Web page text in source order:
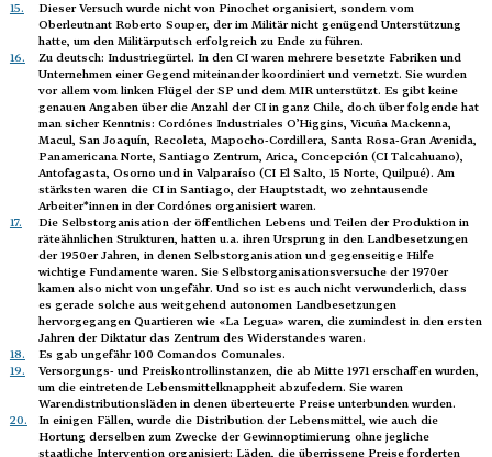
15.
Dieser Versuch wurde nicht von Pinochet organisiert, sondern vom
Oberleutnant Roberto Souper, der im Militär nicht genügend Unterstützung
hatte, um den Militärputsch erfolgreich zu Ende zu führen.
16.
Zu deutsch: Industriegürtel. In den CI waren mehrere besetzte Fabriken und
Unternehmen einer Gegend miteinander koordiniert und vernetzt. Sie wurden
vor allem vom linken Flügel der SP und dem MIR unterstützt. Es gibt keine
genauen Angaben über die Anzahl der CI in ganz Chile, doch über folgende hat
man sicher Kenntnis: Cordónes Industriales O’Higgins, Vicuña Mackenna,
Macul, San Joaquín, Recoleta, Mapocho-Cordillera, Santa Rosa-Gran Avenida,
Panamericana Norte, Santiago Zentrum, Arica, Concepción (CI Talcahuano),
Antofagasta, Osorno und in Valparaíso (CI El Salto, 15 Norte, Quilpué). Am
stärksten waren die CI in Santiago, der Hauptstadt, wo zehntausende
Arbeiter*innen in der Cordónes organisiert waren.
17.
Die Selbstorganisation der öffentlichen Lebens und Teilen der Produktion in
räteähnlichen Strukturen, hatten u.a. ihren Ursprung in den Landbesetzungen
der 1950er Jahren, in denen Selbstorganisation und gegenseitige Hilfe
wichtige Fundamente waren. Sie Selbstorganisationsversuche der 1970er
kamen also nicht von ungefähr. Und so ist es auch nicht verwunderlich, dass
es gerade solche aus weitgehend autonomen Landbesetzungen
hervorgegangen Quartieren wie «La Legua» waren, die zumindest in den ersten
Jahren der Diktatur das Zentrum des Widerstandes waren.
18.
Es gab ungefähr 100 Comandos Comunales.
19.
Versorgungs- und Preiskontrollinstanzen, die ab Mitte 1971 erschaffen wurden,
um die eintretende Lebensmittelknappheit abzufedern. Sie waren
Warendistributionsläden in denen überteuerte Preise unterbunden wurden.
20.
In einigen Fällen, wurde die Distribution der Lebensmittel, wie auch die
Hortung derselben zum Zwecke der Gewinnoptimierung ohne jegliche
staatliche Intervention organisiert: Läden, die überrissene Preise forderten